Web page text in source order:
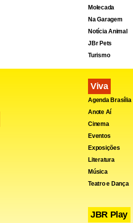
A
atuação do
investido
sociedade
Criança e
para quem
completa.
Molecada
Na Garagem
Notícia Animal
JBr Pets
Turismo
Viva
Agenda Brasília
Anote Aí
Cinema
Eventos
Exposições
Literatura
Música
Teatro e Dança
JBR Play